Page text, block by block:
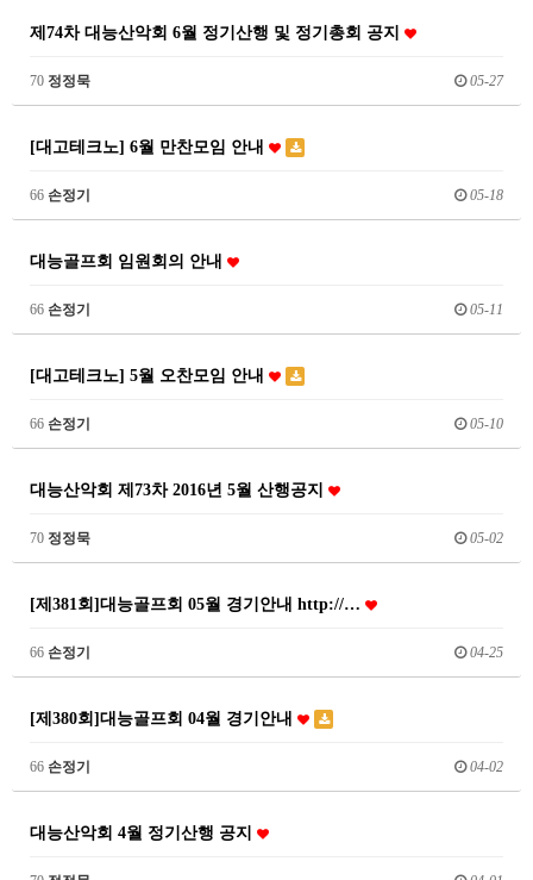
제74차 대능산악회 6월 정기산행 및 정기총회 공지
70 정정묵 05-27
[대고테크노] 6월 만찬모임 안내
66 손정기 05-18
대능골프회 임원회의 안내
66 손정기 05-11
[대고테크노] 5월 오찬모임 안내
66 손정기 05-10
대능산악회 제73차 2016년 5월 산행공지
70 정정묵 05-02
[제381회]대능골프회 05월 경기안내 http://…
66 손정기 04-25
[제380회]대능골프회 04월 경기안내
66 손정기 04-02
대능산악회 4월 정기산행 공지